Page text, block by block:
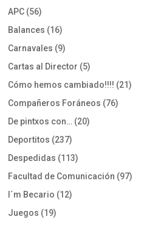
APC (56)
Balances (16)
Carnavales (9)
Cartas al Director (5)
Cómo hemos cambiado!!!! (21)
Compañeros Foráneos (76)
De pintxos con… (20)
Deportitos (237)
Despedidas (113)
Facultad de Comunicación (97)
I´m Becario (12)
Juegos (19)